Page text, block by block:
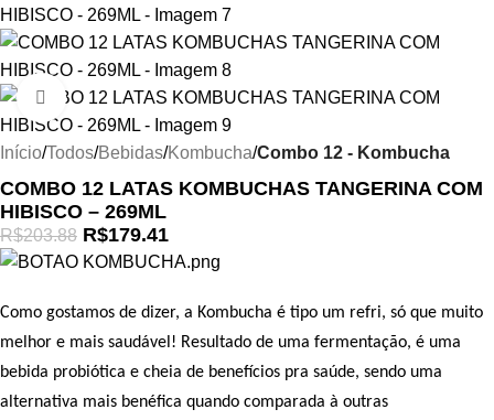
Clique para ampliar
Início Todos Bebidas Kombucha Combo 12 - Kombucha
COMBO 12 LATAS KOMBUCHAS TANGERINA COM
HIBISCO – 269ML
R$203.88 R$179.41
Como gostamos de dizer, a Kombucha é tipo um refri, só que muito
melhor e mais saudável! Resultado de uma fermentação, é uma
bebida probiótica e cheia de benefícios pra saúde, sendo uma
alternativa mais benéfica quando comparada à outras